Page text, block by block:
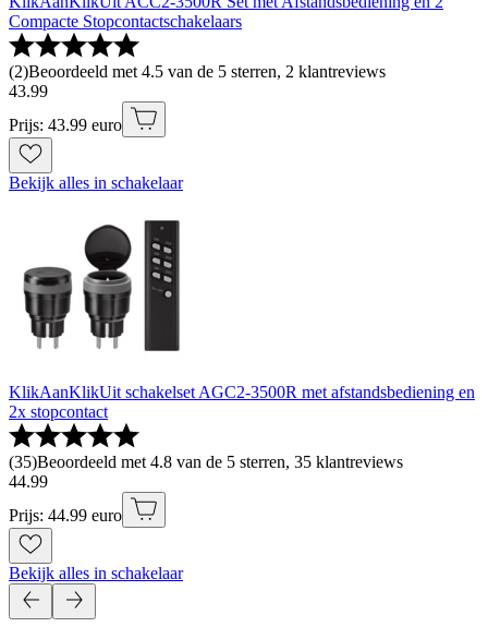
Compacte Stopcontactschakelaars
(2)Beoordeeld met 4.5 van de 5 sterren, 2 klantreviews
43.99
Prijs: 43.99 euro
Bekijk alles in schakelaar
KlikAanKlikUit schakelset AGC2-3500R met afstandsbediening en
2x stopcontact
(35)Beoordeeld met 4.8 van de 5 sterren, 35 klantreviews
44.99
Prijs: 44.99 euro
Bekijk alles in schakelaar